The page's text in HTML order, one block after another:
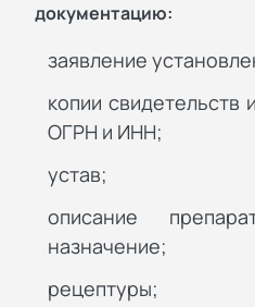
документацию:
заявление
копии
ОГРН и ИНН;
устав;
описание
назначение;
рецептуры;